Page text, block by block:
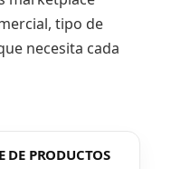
tipo de
necesita cada
DE PRODUCTOS